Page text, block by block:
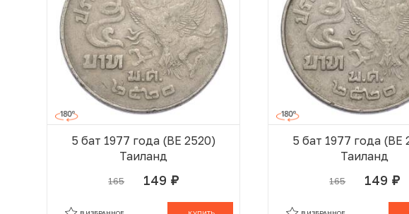
5 бат 1977 года (BE 2520)
Таиланд
165 149 руб.
5 бат 1977 года (BE
Таиланд
165 149 руб.